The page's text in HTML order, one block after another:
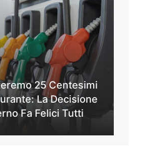
25 Centesimi
La Decisione
Fa Felici Tutti